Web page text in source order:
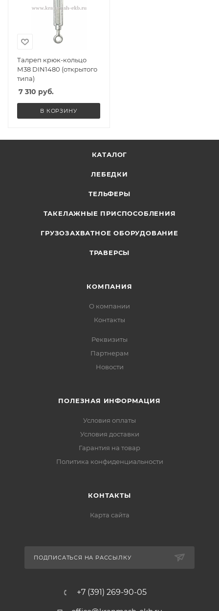
Талреп крюк-кольцо
М38 DIN1480 (открытого
типа)
7 310 руб.
В КОРЗИНУ
КАТАЛОГ
ЛЕБЕДКИ
ТЕЛЬФЕРЫ
ТАКЕЛАЖНЫЕ ПРИСПОСОБЛЕНИЯ
ГРУЗОЗАХВАТНОЕ ОБОРУДОВАНИЕ
ТРАВЕРСЫ
КОМПАНИЯ
О компании
Контакты
Реквизиты
Партнерам
Новости
ПОЛЕЗНАЯ ИНФОРМАЦИЯ
Условия оплаты
Условия доставки
Гарантия на товар
Политика конфиденциальности
КОНТАКТЫ
Карта сайта
ПОДПИСАТЬСЯ НА РАССЫЛКУ
+7 (391) 269-90-05